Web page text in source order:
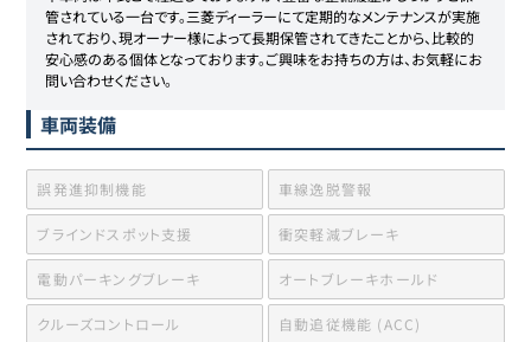
管されている一台です。三菱ディーラーにて定期的なメンテナンスが実施
されており、現オーナー様によって長期保管されてきたことから、比較的
安心感のある個体となっております。ご興味をお持ちの方は、お気軽にお
問い合わせください。
車両装備
誤発進抑制機能 車線逸脱警報
ブラインドスポット支援 衝突軽減ブレーキ
電動パーキングブレーキ オートブレーキホールド
クルーズコントロール 自動追従機能 (ACC)